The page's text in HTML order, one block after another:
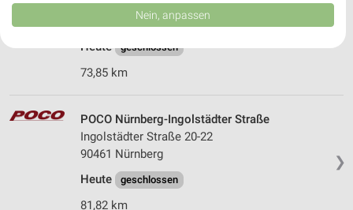
❯
Abensstraße 5
93059 Regensburg
Heute geschlossen
73,85 km
❯
POCO Nürnberg-Ingolstädter Straße
Ingolstädter Straße 20-22
90461 Nürnberg
Heute
geschlossen
81,82 km
Daten können außerhalb der Europäischen Union weitergegeben und in die
USA gesendet werden.
Website/App.
Partnerliste anzeigen (1 IAB-Anbieter)
IAB-Verarbeitungszwecke:
Speichern von oder Zugriff auf Informationen
auf einem Endgerät
Verwendung reduzierter Daten zur Auswahl von
Nein, anpassen